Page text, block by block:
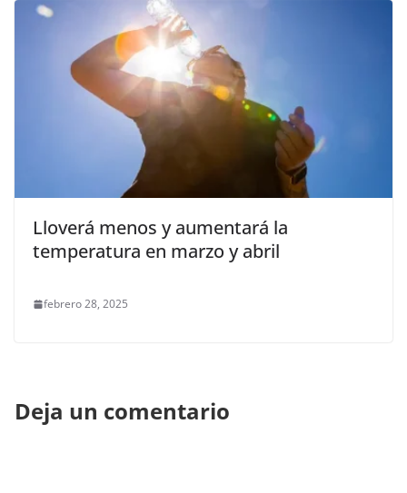
Lloverá menos y aumentará la
temperatura en marzo y abril
febrero 28, 2025
Deja un comentario